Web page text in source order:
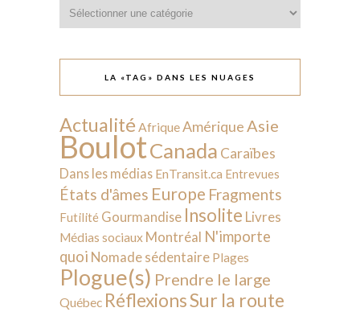
LA «TAG» DANS LES NUAGES
Actualité AfriqueAmérique Asie
BoulotCanada Caraïbes
Dans les médias EnTransit.ca Entrevues
États d'âmes Europe Fragments
Futilité Gourmandise Insolite Livres
Médias sociaux Montréal N'importe
quoi Nomade sédentaire Plages
Plogue(s) Prendre le large
Québec RéflexionsSur la route